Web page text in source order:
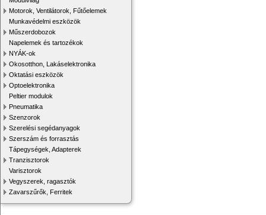
Motorok, Ventilátorok, Fűtőelemek
Munkavédelmi eszközök
Műszerdobozok
Napelemek és tartozékok
NYÁK-ok
Okosotthon, Lakáselektronika
Oktatási eszközök
Optoelektronika
Peltier modulok
Pneumatika
Szenzorok
Szerelési segédanyagok
Szerszám és forrasztás
Tápegységek, Adapterek
Tranzisztorok
Varisztorok
Vegyszerek, ragasztók
Zavarszűrők, Ferritek